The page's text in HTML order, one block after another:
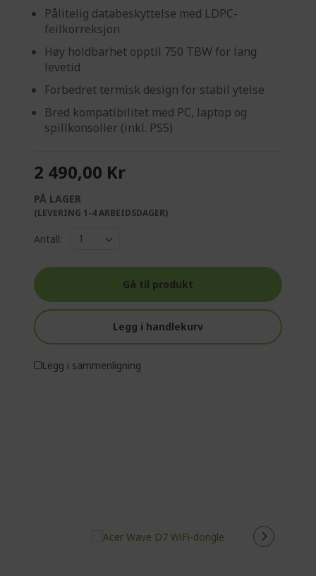
Pålitelig databeskyttelse med LDPC-
feilkorreksjon
Høy holdbarhet opptil 750 TBW for lang
levetid
Forbedret termisk design for stabil ytelse
Bred kompatibilitet med PC, laptop og
spillkonsoller (inkl. PS5)
2 490,00 Kr
PÅ LAGER
(LEVERING 1-4 ARBEIDSDAGER)
Antall:
Gå til produkt
Legg i handlekurv
Legg i sammenligning